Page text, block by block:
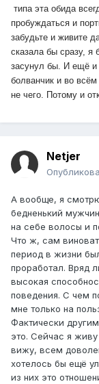
типа эта обида
пробуждаться и
забудьте и живите
сказала бы сразу,
засунул бы. И ещё и
болванчик и во
не чего. Потому и
Netjer
А вообще, я
бедненький
на себе волосы и
Что ж, сам
период в жизни
проработал. Вряд
высокая
поведения. С чем
мне только на
Фактически
это. Сейчас я
вижу, всем
хотелось бы ещё
из них это